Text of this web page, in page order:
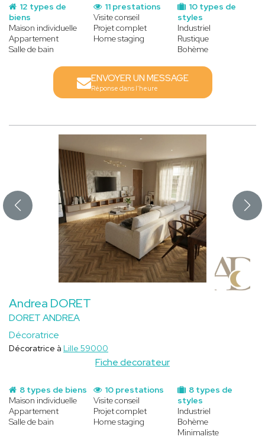
12 types de
biens
Maison individuelle
Appartement
Salle de bain
10 types de
styles
Industriel
Rustique
Bohème
11 prestations
Visite conseil
Projet complet
Home staging
ENVOYER UN MESSAGE
Réponse dans l'heure
Andrea DORET
DORET ANDREA
Décoratrice
Fiche decorateur
Décoratrice à Lille 59000
8 types de biens
Maison individuelle
Appartement
Salle de bain
8 types de
styles
Industriel
Bohème
Minimaliste
10 prestations
Visite conseil
Projet complet
Home staging